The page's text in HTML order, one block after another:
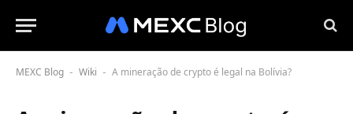
MEXC Blog - Wiki - A mineração de crypto é legal na Bolívia?